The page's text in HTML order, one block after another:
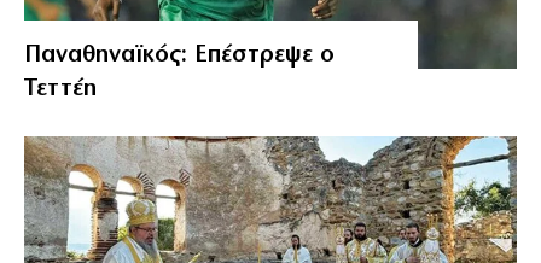
Παναθηναϊκός: Επέστρεψε ο
Τεττέη